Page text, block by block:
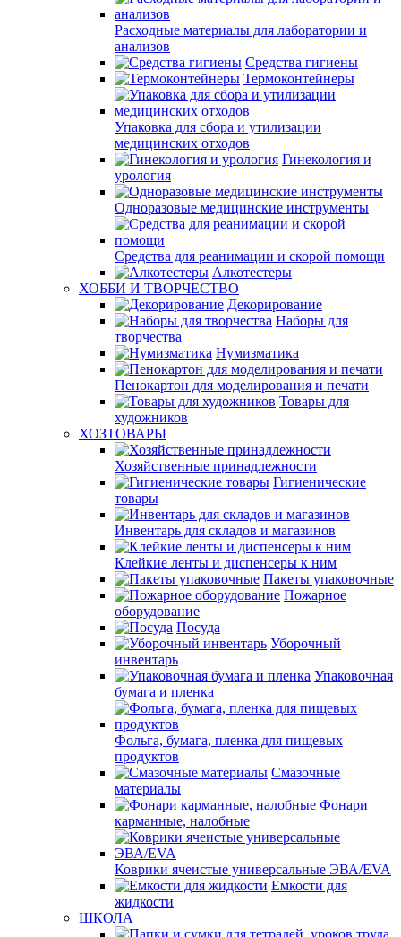
Расходные материалы для лаборатории и
анализов
Средства гигиены
Термоконтейнеры
Упаковка для сбора и утилизации
медицинских отходов
Гинекология и
урология
Одноразовые медицинские инструменты
Средства для реанимации и скорой помощи
Алкотестеры
ХОББИ И ТВОРЧЕСТВО
Декорирование
Наборы для
творчества
Нумизматика
Пенокартон для моделирования и печати
Товары для
художников
ХОЗТОВАРЫ
Хозяйственные принадлежности
Гигиенические
товары
Инвентарь для складов и магазинов
Клейкие ленты и диспенсеры к ним
Пакеты упаковочные
Пожарное
оборудование
Посуда
Уборочный
инвентарь
Упаковочная
бумага и пленка
Фольга, бумага, пленка для пищевых
продуктов
Смазочные
материалы
Фонари
карманные, налобные
Коврики ячеистые универсальные ЭВА/EVA
Емкости для
жидкости
ШКОЛА